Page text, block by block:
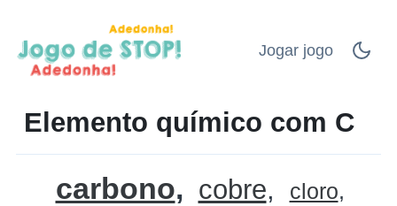
Jogar jogo
Elemento químico com C
carbono cobre cloro